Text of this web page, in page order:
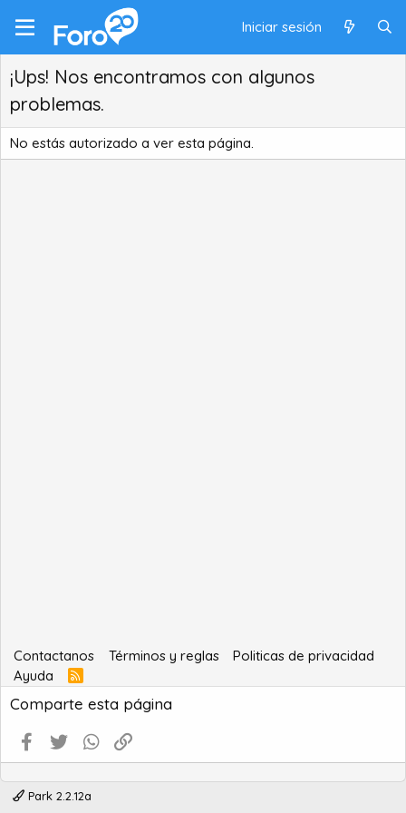
Iniciar sesión
¡Ups! Nos encontramos con algunos
problemas.
No estás autorizado a ver esta página.
Contactanos Términos y reglas
Politicas de privacidad
Ayuda
R
S
S
Comparte esta página
Facebook
Twitter WhatsApp
Park 2.2.12a